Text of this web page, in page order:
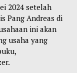
2024 setelah
Pang Andreas di
ini akan
usaha yang